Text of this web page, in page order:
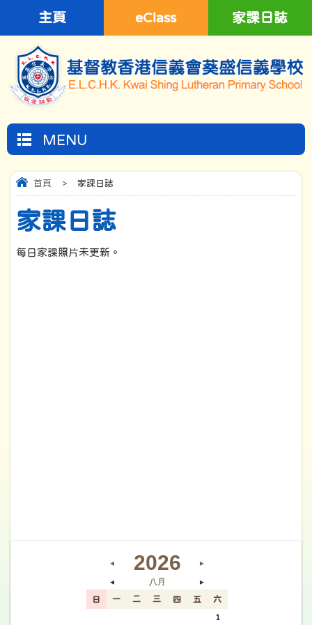
主頁 eClass 家課日誌
MENU
首頁 > 家課日誌
家課日誌
每日家課照片未更新。
◄ 2026 ►
◄ 八月 ►
日 一 二 三 四 五 六
1